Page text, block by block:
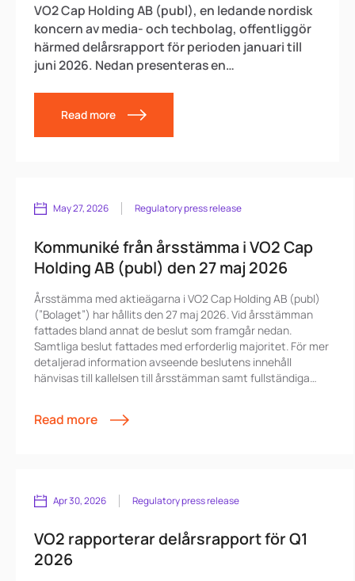
VO2 Cap Holding AB (publ), en ledande nordisk
koncern av media- och techbolag, offentliggör
härmed delårsrapport för perioden januari till
juni 2026. Nedan presenteras en
https://www.vo2cap.se/investor-
relations/financial-reports-presentations och
Read more
May 27, 2026 Regulatory press release
Kommuniké från årsstämma i VO2 Cap
Holding AB (publ) den 27 maj 2026
Årsstämma med aktieägarna i VO2 Cap Holding AB (publ)
(”Bolaget”) har hållits den 27 maj 2026. Vid årsstämman
fattades bland annat de beslut som framgår nedan.
Samtliga beslut fattades med erforderlig majoritet. För mer
detaljerad information avseende beslutens innehåll
hänvisas till kallelsen till årsstämman samt fullständiga
meetings.
Read more
Apr 30, 2026 Regulatory press release
VO2 rapporterar delårsrapport för Q1
2026